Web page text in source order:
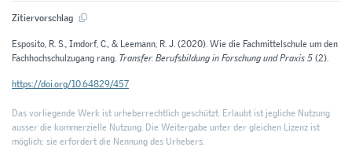
Zitiervorschlag
Esposito, R. S., Imdorf, C., & Leemann, R. J. (2020). Wie die Fachmittelschule um den
Fachhochschulzugang rang. Transfer. Berufsbildung in Forschung und Praxis 5(2).
https://doi.org/10.64829/457
Das vorliegende Werk ist urheberrechtlich geschützt. Erlaubt ist jegliche Nutzung
ausser die kommerzielle Nutzung. Die Weitergabe unter der gleichen Lizenz ist
möglich; sie erfordert die Nennung des Urhebers.